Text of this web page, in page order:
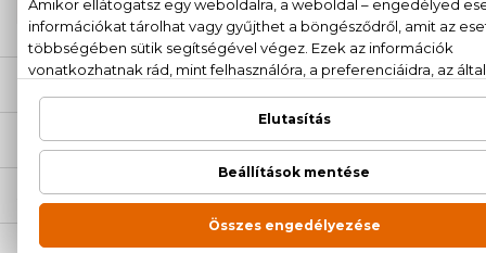
LEÍRÁS
ÉRTÉKELÉSEK (0)
SZÁLLÍTÁS